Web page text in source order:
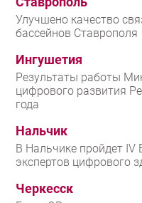
Улучшено качество
бассейнов Ставрополя
Ингушетия
Результаты работы
цифрового развития
года
Нальчик
В Нальчике пройдет IV
экспертов цифрового
Черкесск